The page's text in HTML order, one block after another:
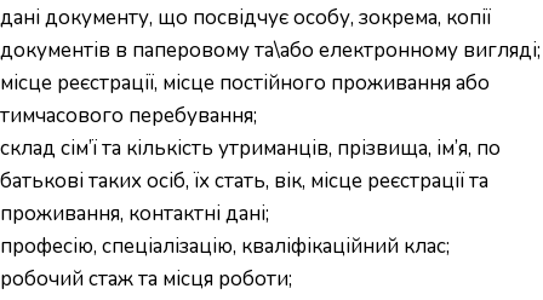
дані документу, що посвідчує особу, зокрема, копії
документів в паперовому та\або електронному вигляді;
місце реєстрації, місце постійного проживання або
тимчасового перебування;
склад сім’ї та кількість утриманців, прізвища, ім’я, по
батькові таких осіб, їх стать, вік, місце реєстрації та
проживання, контактні дані;
професію, спеціалізацію, кваліфікаційний клас;
робочий стаж та місця роботи;